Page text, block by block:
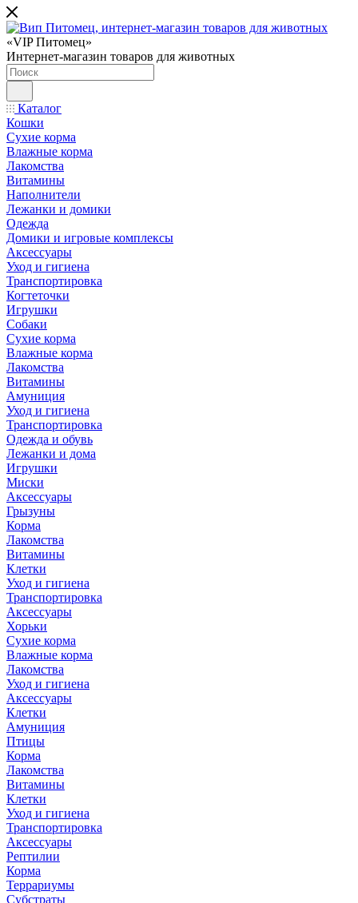
«VIP Питомец»
Интернет-магазин товаров для животных
Каталог
Кошки
Сухие корма
Влажные корма
Лакомства
Витамины
Наполнители
Лежанки и домики
Одежда
Домики и игровые комплексы
Аксессуары
Уход и гигиена
Транспортировка
Когтеточки
Игрушки
Собаки
Сухие корма
Влажные корма
Лакомства
Витамины
Амуниция
Уход и гигиена
Транспортировка
Одежда и обувь
Лежанки и дома
Игрушки
Миски
Аксессуары
Грызуны
Корма
Лакомства
Витамины
Клетки
Уход и гигиена
Транспортировка
Аксессуары
Хорьки
Сухие корма
Влажные корма
Лакомства
Уход и гигиена
Аксессуары
Клетки
Амуниция
Птицы
Корма
Лакомства
Витамины
Клетки
Уход и гигиена
Транспортировка
Аксессуары
Рептилии
Корма
Террариумы
Субстраты